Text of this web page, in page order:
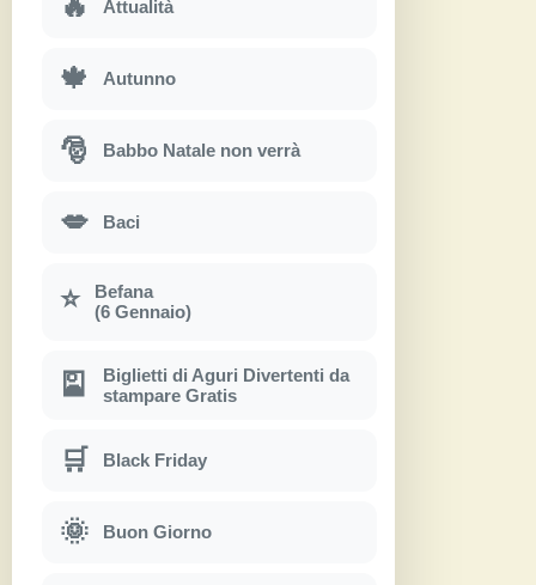
Attualità
🍁 Autunno
🎅 Babbo Natale non verrà
💋 Baci
⭐
Befana
(6 Gennaio)
🎴
Biglietti di Aguri Divertenti da
stampare Gratis
🛒 Black Friday
🌞 Buon Giorno